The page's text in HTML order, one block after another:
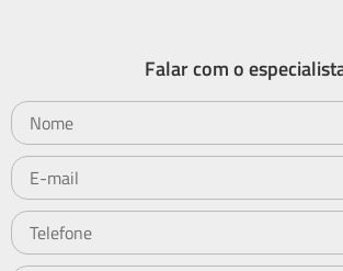
Falar com o